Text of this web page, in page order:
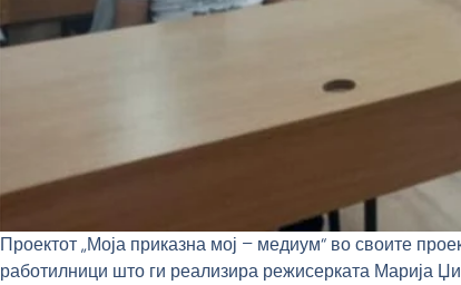
Проектот „Моја приказна мој – медиум“ во своите
работилници што ги реализира режисерката Марија